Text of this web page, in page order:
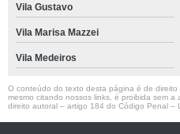
Vila Gustavo
Vila Marisa Mazzei
Vila Medeiros
O conteúdo do texto desta página é de
mesmo citando nossos links, é proibida sem a
direito autoral – artigo 184 do Código Penal –